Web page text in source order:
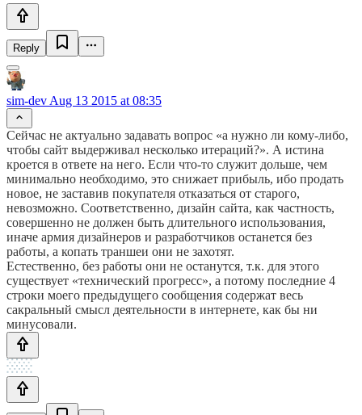
Reply
sim-dev Aug 13 2015 at 08:35
Сейчас не актуально задавать вопрос «а нужно ли кому-либо,
чтобы сайт выдерживал несколько итераций?». А истина
кроется в ответе на него. Если что-то служит дольше, чем
минимально необходимо, это снижает прибыль, ибо продать
новое, не заставив покупателя отказаться от старого,
невозможно. Соответственно, дизайн сайта, как частность,
совершенно не должен быть длительного использования,
иначе армия дизайнеров и разработчиков останется без
работы, а копать траншеи они не захотят.
Естественно, без работы они не останутся, т.к. для этого
существует «технический прогресс», а потому последние 4
строки моего предыдущего сообщения содержат весь
сакральный смысл деятельности в интернете, как бы ни
минусовали.